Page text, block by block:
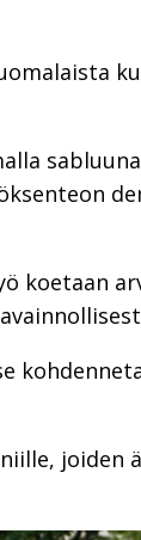
koetaan
joiden